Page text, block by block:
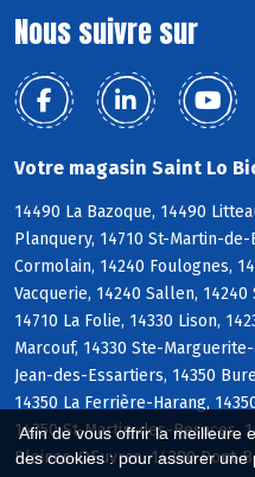
Afin de vous offrir la meilleure
des cookies : pour assurer
Nous suivre sur
Votre magasin Saint Lo
14490 La Bazoque, 14490
Planquery, 14710 St-Martin-de-
Cormolain, 14240 Foulognes,
Vacquerie, 14240 Sallen,
14710 La Folie, 14330 Lison,
Marcouf, 14330 Ste-
Jean-des-Essartiers, 14350
14350 La Ferrière-Harang,
14350 St-Martin-des-Besaces,
Pleines-OEuvres, 14380 Pont-